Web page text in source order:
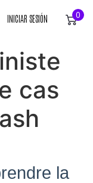
INICIAR SESIÓN 0
cas
la